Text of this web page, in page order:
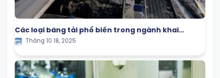
Các loại băng tải phổ biến trong ngành khai
khoángTháng 10 18, 2025